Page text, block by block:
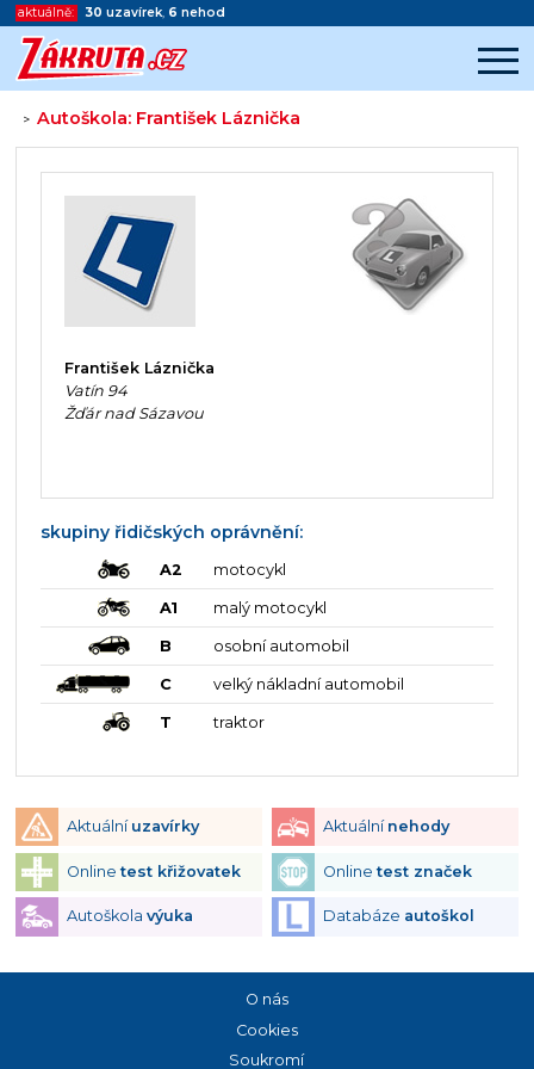
aktuálně: 30 uzavírek, 6 nehod
>Autoškola: František Láznička
Začátek reklamy
Konec reklamy
František Láznička
Vatín 94
Žďár nad Sázavou
skupiny řidičských oprávnění:
A2 motocykl
A1 malý motocykl
B osobní automobil
C velký nákladní automobil
T traktor
Aktuální uzavírky Aktuální nehody
Onlinetest křižovatek Onlinetest značek
Autoškola výuka Databáze autoškol
O nás
Cookies
Soukromí